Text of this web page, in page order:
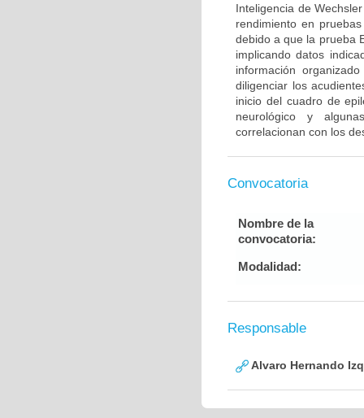
Inteligencia de
rendimiento en
debido a que la prueba
implicando datos
información
diligenciar los
inicio del cuadro de
neurológico y
correlacionan con los
Convocatoria
Nombre de la
convocatoria:
Modalidad:
Responsable
Alvaro Hernando